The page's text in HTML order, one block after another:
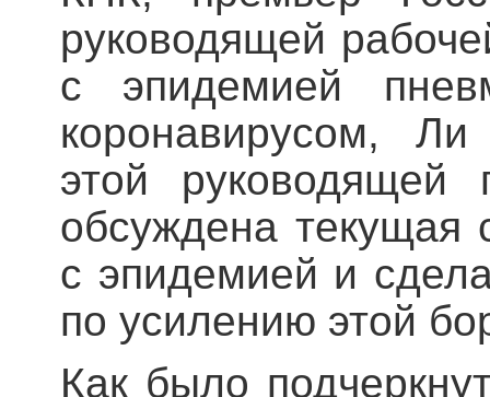
руководящей
с эпидемией
коронавирусом,
этой
обсуждена текущая
с эпидемией и
по усилению этой
Как было